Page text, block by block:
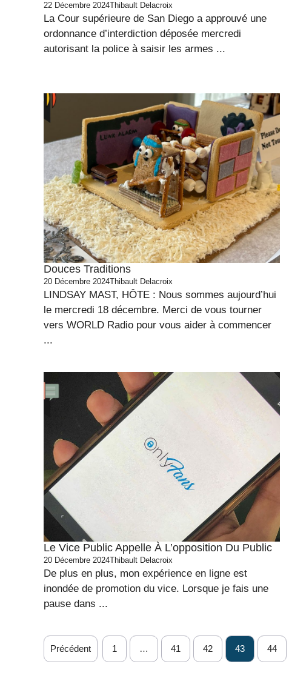
22 Décembre 2024Thibault Delacroix
La Cour supérieure de San Diego a approuvé une
ordonnance d’interdiction déposée mercredi
autorisant la police à saisir les armes ...
Douces Traditions
20 Décembre 2024Thibault Delacroix
LINDSAY MAST, HÔTE : Nous sommes aujourd’hui
le mercredi 18 décembre. Merci de vous tourner
vers WORLD Radio pour vous aider à commencer
...
Le Vice Public Appelle À L’opposition Du Public
20 Décembre 2024Thibault Delacroix
De plus en plus, mon expérience en ligne est
inondée de promotion du vice. Lorsque je fais une
pause dans ...
Précédent 1 … 41 42 43 44